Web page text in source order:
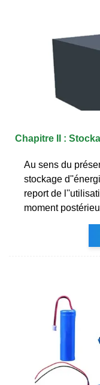
Chapitre II :
Au sens du
stockage
report de
moment